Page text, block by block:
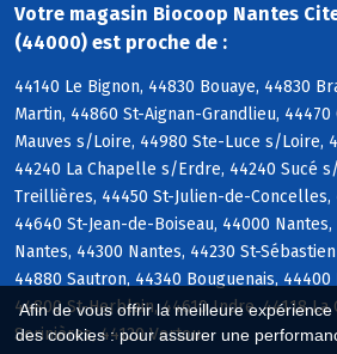
Afin de vous offrir la meilleure
des cookies : pour assurer une
Votre magasin Biocoop Nantes
(44000) est proche de :
44140 Le Bignon, 44830 Bouaye, 44830
Martin, 44860 St-Aignan-Grandlieu, 44470
Mauves s/Loire, 44980 Ste-Luce s/Loire,
44240 La Chapelle s/Erdre, 44240 Sucé
Treillières, 44450 St-Julien-de-Concelles,
44640 St-Jean-de-Boiseau, 44000
Nantes, 44300 Nantes, 44230 St-
44880 Sautron, 44340 Bouguenais, 44400
44800 St-Herblain, 44610 Indre, 44118
Sorinières, 44120 Vertou